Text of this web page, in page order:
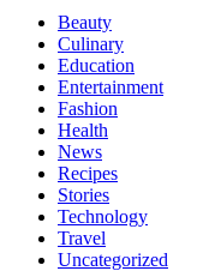
Beauty
Culinary
Education
Entertainment
Fashion
Health
News
Recipes
Stories
Technology
Travel
Uncategorized